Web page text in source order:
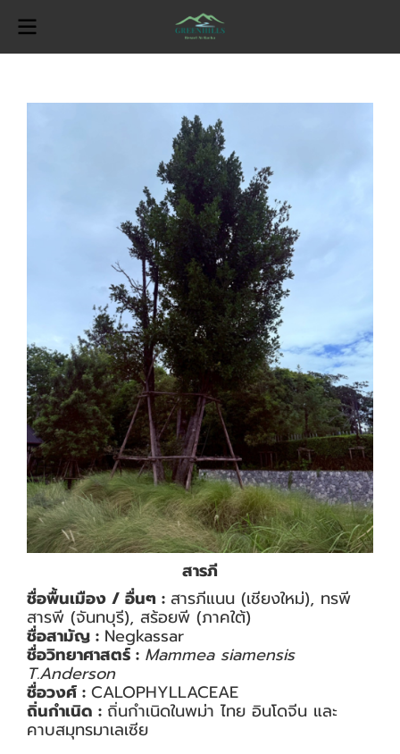
สารภี
ชื่อพื้นเมือง / อื่นๆ : สารภีแนน (เชียงใหม่), ทรพี
สารพี (จันทบุรี), สร้อยพี (ภาคใต้)
ชื่อสามัญ : Negkassar
ชื่อวิทยาศาสตร์ : Mammea siamensis
T.Anderson
ชื่อวงศ์ : CALOPHYLLACEAE
ถิ่นกำเนิด : ถิ่นกำเนิดในพม่า ไทย อินโดจีน และ
คาบสมุทรมาเลเซีย